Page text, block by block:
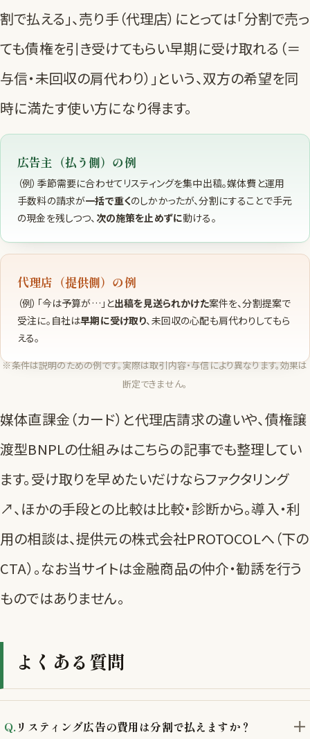
割で払える」、売り手（代理店）にとっては「分割で売っ
ても債権を引き受けてもらい早期に受け取れる（＝
与信・未回収の肩代わり）」という、双方の希望を同
時に満たす使い方になり得ます。
広告主（払う側）の例
（例）季節需要に合わせてリスティングを集中出稿。媒体費と運用
手数料の請求が一括で重くのしかかったが、分割にすることで手元
の現金を残しつつ、 次の施策を止めずに動ける。
代理店（提供側）の例
（例）「今は予算が…」と出稿を見送られかけた案件を、分割提案で
受注に。自社は早期に受け取り、未回収の心配も肩代わりしてもら
える。
※条件は説明のための例です。実際は取引内容・与信により異なります。効果は
断定できません。
媒体直課金（カード）と代理店請求の違いや、債権譲
渡型BNPLの仕組みはこちらの記事でも整理してい
ます。受け取りを早めたいだけならファクタリング
↗、ほかの手段との比較は比較・診断から。導入・利
用の相談は、提供元の株式会社PROTOCOLへ（下の
CTA）。なお当サイトは金融商品の仲介・勧誘を行う
ものではありません。
よくある質問
リスティング広告の費用は分割で払えますか？